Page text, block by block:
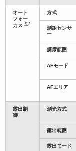
オート
フォー
カス 注2
方式
測距センサ
ー
輝度範囲
AFモード
AFエリア
露出制
御
測光方式
露出範囲
露出モード